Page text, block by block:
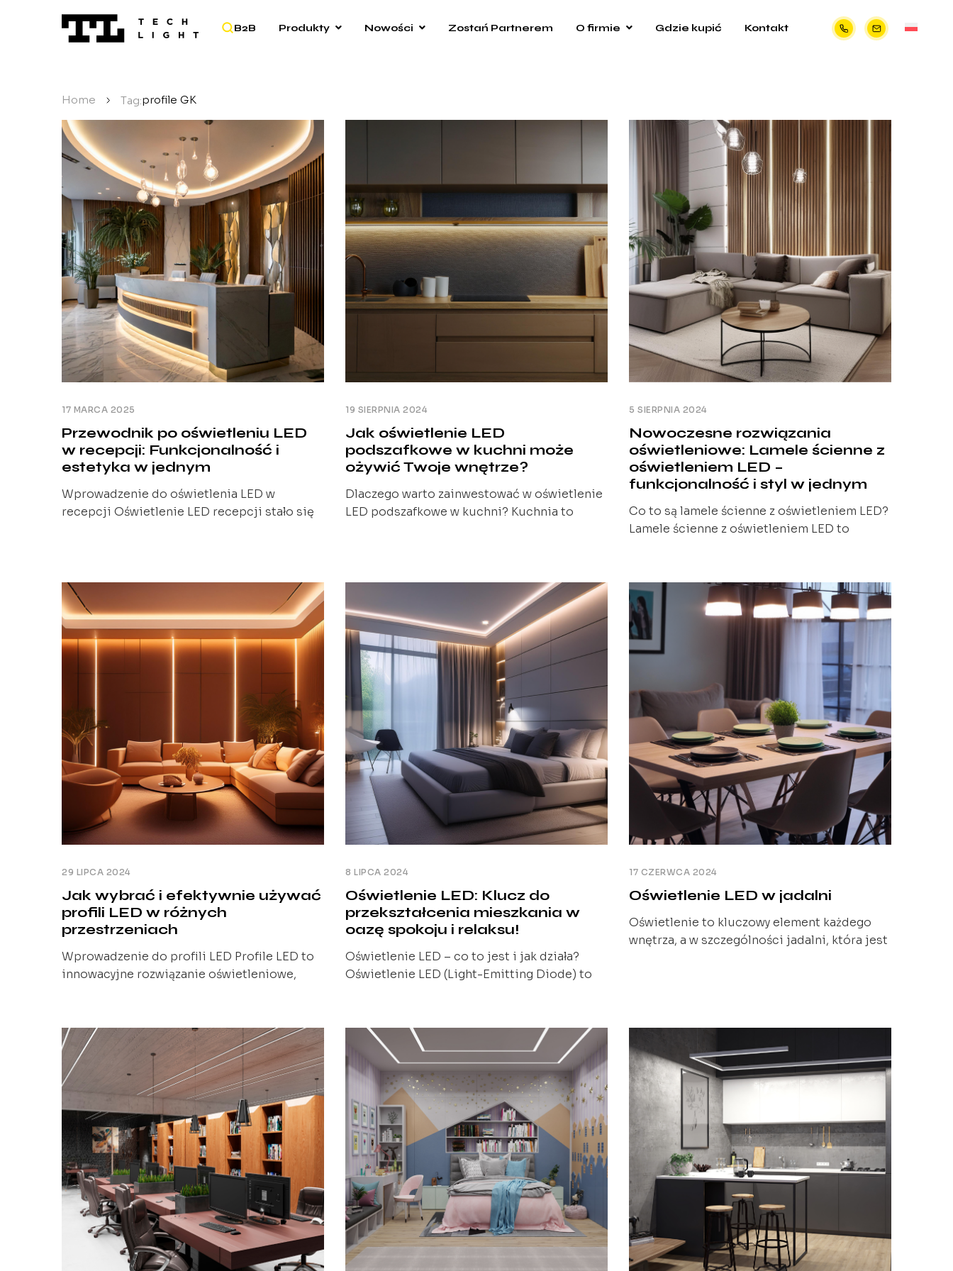
B2B Produkty Nowości Zostań Partnerem O firmie Gdzie kupić Kontakt
Home / Tag:profile GK
17 MARCA 2025
Przewodnik po oświetleniu LED
w recepcji: Funkcjonalność i
estetyka w jednym
Wprowadzenie do oświetlenia LED w
recepcji Oświetlenie LED recepcji stało się
moimi spostrzeżeniami na temat tego, jak
oświetlenie LED może wpłynąć na wygląd oraz
funkcjonalność recepcji. Odpowiednio
dobrane oświetlenie nie tylko poprawia
komfort użytkowników, ale także kreuje
profesjonalny wizerunek firmy. W mojej […]
19 SIERPNIA 2024
Jak oświetlenie LED
podszafkowe w kuchni może
ożywić Twoje wnętrze?
Dlaczego warto zainwestować w oświetlenie
LED podszafkowe w kuchni? Kuchnia to
aby kuchnia była dobrze oświetlona i
funkcjonalna. Oświetlenie LED podszafkowe
to doskonałe rozwiązanie, które nie tylko
poprawia wygląd Twojej kuchni, ale także
zwiększa jej praktyczność i […]
5 SIERPNIA 2024
Nowoczesne rozwiązania
oświetleniowe: Lamele ścienne z
oświetleniem LED –
funkcjonalność i styl w jednym
Co to są lamele ścienne z oświetleniem LED?
Lamele ścienne z oświetleniem LED to
harmonijny sposób. Te modułowe panele
oświetleniowe montowane na ścianie
dostarczają nie tylko wysokiej jakości
światła, ale również dodają elegancji i
nowoczesnego charakteru każdemu wnętrzu.
Lamele ścienne z oświetleniem LED składają
się z […]
29 LIPCA 2024
Jak wybrać i efektywnie używać
profili LED w różnych
przestrzeniach
Wprowadzenie do profili LED Profile LED to
innowacyjne rozwiązanie oświetleniowe,
tradycyjnymi źródłami światła, profile LED
oferują wiele zalet, takich jak wysoka
efektywność energetyczna, długa żywotność,
szeroki zakres kolorów oraz możliwość
precyzyjnego kształtowania strumienia
świetlnego. Dzięki temu profile LED znajdują
zastosowanie w różnorodnych
przestrzeniach – […]
8 LIPCA 2024
Oświetlenie LED: Klucz do
przekształcenia mieszkania w
oazę spokoju i relaksu!
Oświetlenie LED – co to jest i jak działa?
Oświetlenie LED (Light-Emitting Diode) to
W przeciwieństwie do tradycyjnych żarówek,
diody LED emitują światło w wyniku
przepływu prądu elektrycznego przez
półprzewodnik. Ten proces jest nie tylko
bardziej energooszczędny, ale także pozwala
na uzyskanie szerokiej gamy […]
17 CZERWCA 2024
Oświetlenie LED w jadalni
Oświetlenie to kluczowy element każdego
wnętrza, a w szczególności jadalni, która jest
naszego domu. W tym artykule skupimy się na
wykorzystaniu energooszczędnych i
funkcjonalnych rozwiązań w postaci
oświetlenia LED. Pozwoli nam to stworzyć
idealną […]